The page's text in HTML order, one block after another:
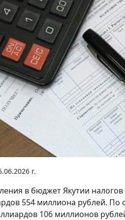
г.
в бюджет Якутии
554 миллиона рублей. По
106 миллионов